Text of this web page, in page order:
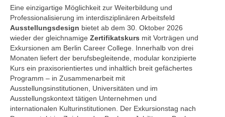
Eine einzigartige Möglichkeit zur Weiterbildung und
Professionalisierung im interdisziplinären Arbeitsfeld
Ausstellungsdesign bietet ab dem 30. Oktober 2026
wieder der gleichnamige Zertifikatskurs mit Vorträgen und
Exkursionen am Berlin Career College. Innerhalb von drei
Monaten liefert der berufsbegleitende, modular konzipierte
Kurs ein praxisorientiertes und inhaltlich breit gefächertes
Programm – in Zusammenarbeit mit
Ausstellungsinstitutionen, Universitäten und im
Ausstellungskontext tätigen Unternehmen und
internationalen Kulturinstitutionen. Der Exkursionstag nach